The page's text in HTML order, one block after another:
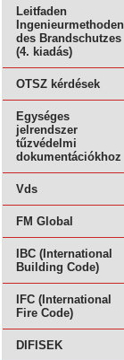
Leitfaden
Ingenieurmethoden
des Brandschutzes
(4. kiadás)
OTSZ kérdések
Egységes
jelrendszer
tűzvédelmi
dokumentációkhoz
Vds
FM Global
IBC (International
Building Code)
IFC (International
Fire Code)
DIFISEK